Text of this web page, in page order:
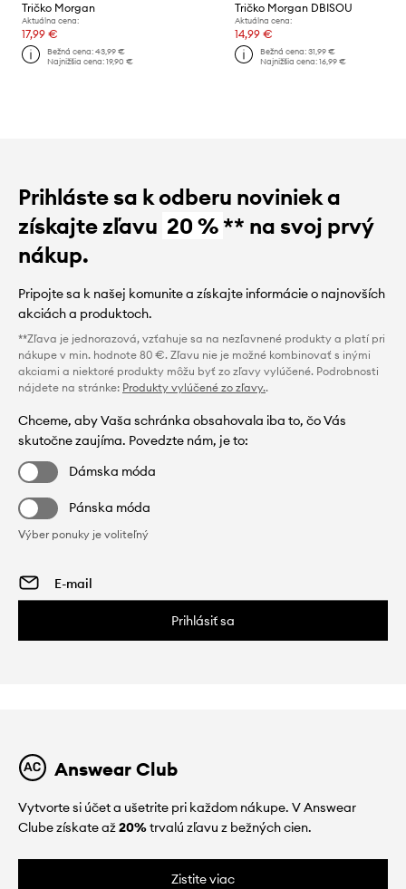
Tričko Morgan
Aktuálna cena:
17,99 €
Bežná cena:43,99 €
Najnižšia cena:19,90 €
Tričko Morgan DBISOU
Aktuálna cena:
14,99 €
Bežná cena: 31,99 €
Najnižšia cena: 16,99 €
Prihláste sa k odberu noviniek a
získajte zľavu 20 %** na svoj prvý
nákup.
Pripojte sa k našej komunite a získajte informácie o najnovších
akciách a produktoch.
**Zľava je jednorazová, vzťahuje sa na nezľavnené produkty a platí pri
nákupe v min. hodnote 80 €. Zľavu nie je možné kombinovať s inými
akciami a niektoré produkty môžu byť zo zľavy vylúčené. Podrobnosti
nájdete na stránke: Produkty vylúčené zo zľavy..
Chceme, aby Vaša schránka obsahovala iba to, čo Vás
skutočne zaujíma. Povedzte nám, je to:
Dámska móda
Pánska móda
Výber ponuky je voliteľný
Prihlásiť sa
Answear Club
Vytvorte si účet a ušetrite pri každom nákupe. V Answear
Clube získate až20%trvalú zľavu z bežných cien.
Zistite viac